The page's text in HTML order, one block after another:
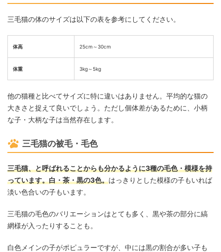
三毛猫の体のサイズは以下の表を参考にしてください。
体高 25cm～30cm
体重 3kg～5kg
他の猫種と比べてサイズに特に違いはありません。平均的な猫の
大きさと捉えて良いでしょう。ただし個体差があるために、小柄
な子・大柄な子は当然存在します。
三毛猫の被毛・毛色
三毛猫、と呼ばれることからも分かるように3種の毛色・模様を持
っています。白・茶・黒の3色。はっきりとした模様の子もいれば
淡い色合いの子もいます。
三毛猫の毛色のバリエーションはとても多く、黒や茶の部分に縞
網様が入ったりすることも。
白色メインの子がポピュラーですが、中には黒の割合が多い子も